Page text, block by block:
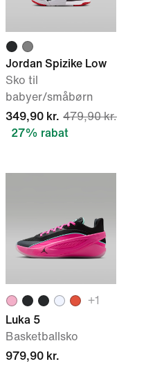
Jordan Spizike Low
Sko til
babyer/småbørn
349,90 kr. 479,90 kr.
27% rabat
+1
Luka 5
Basketballsko
979,90 kr.